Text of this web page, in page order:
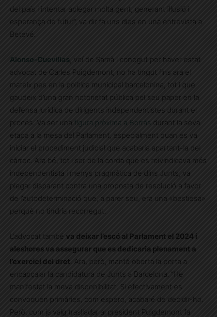
del país i intentar aplegar molta gent, generant il·lusió i
esperança de futur”, va dir fa uns dies en una entrevista a
Betevé.
Alonso-Cuevillas , veí de Sarrià i conegut per haver estat
advocat de Carles Puigdemont, no ha tingut fins ara el
mateix pes en la política municipal barcelonina, tot i que
gaudeix d’una gran notorietat pública pel seu paper en la
defensa jurídica de dirigents independentistes durant el
procés. Va ser una figura pròxima a Borràs durant la seva
etapa a la mesa del Parlament, especialment quan es va
iniciar el procediment judicial que acabaria apartant-la del
càrrec. Ara bé, tot i ser de la corda que es reivindicava més
independentista i menys pragmàtica de dins Junts, va
plegar disparant contra una proposta de resolució a favor
de l’autodeterminació que, a parer seu, era una «bestiesa»
perquè no tindria recorregut.
L’advocat també va deixar l’escó al Parlament el 2024 i
aleshores va assegurar que es dedicaria plenament a
l’exercici del dret . Ara, però, manté oberta la porta a
encapçalar la candidatura de Junts a Barcelona. “He
manifestat la meva disponibilitat. Si efectivament es
convoquen primàries, com espero, acabaré de decidir-ho.
Però, com ja vaig traslladar al president Puigdemont fa